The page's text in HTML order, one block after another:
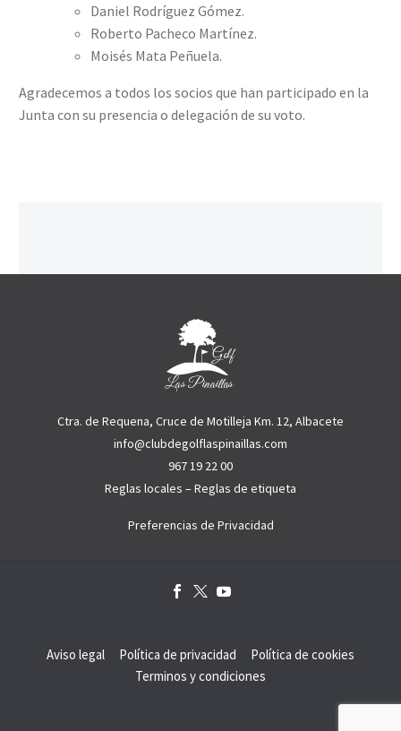
Daniel Rodríguez Gómez.
Roberto Pacheco Martínez.
Moisés Mata Peñuela.
Agradecemos a todos los socios que han participado en la
Junta con su presencia o delegación de su voto.
Ctra. de Requena, Cruce de Motilleja Km. 12, Albacete
info@clubdegolflaspinaillas.com
967 19 22 00
Reglas locales –Reglas de etiqueta
Preferencias de Privacidad
Aviso legal Política de privacidad
Política de cookies
Terminos y condiciones